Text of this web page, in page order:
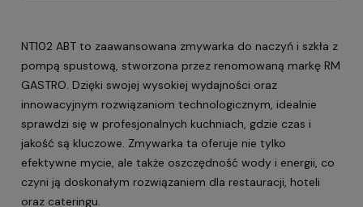
NT102 ABT to zaawansowana zmywarka do naczyń i szkła z
pompą spustową, stworzona przez renomowaną markę RM
GASTRO. Dzięki swojej wysokiej wydajności oraz
innowacyjnym rozwiązaniom technologicznym, idealnie
sprawdzi się w profesjonalnych kuchniach, gdzie czas i
jakość są kluczowe. Zmywarka ta oferuje nie tylko
efektywne mycie, ale także oszczędność wody i energii, co
czyni ją doskonałym rozwiązaniem dla restauracji, hoteli
oraz cateringu.